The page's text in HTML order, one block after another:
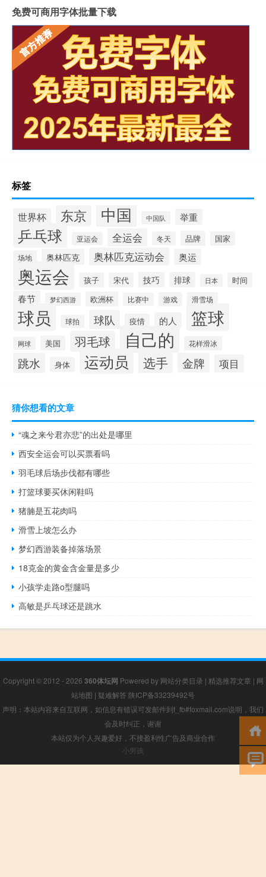
免费可商用字体批量下载
标签
世界杯 东京 中国 中国队 举重
乒乓球 亚运会 全运会 冬天 品牌 国家
场地 奥林匹克 奥林匹克运动会 奥运
奥运会 孩子 宋代 技巧 排球 日本 时间
春节 梦幻西游 欧洲杯 比赛中 游戏 滑雪场
球员 球拍 球队 疫情 的人 篮球
网球 美国 羽毛球 自己的 花样滑冰
跳水 身体 运动员 选手 金牌 项目
猜你想看的文章
“魂之来兮君亦悲”的出处是哪里
西安全运会可以买票看吗
羽毛球后场步伐都有哪些
打篮球要买休闲鞋吗
猪腩是五花肉吗
滑雪上坡怎么办
梦幻西游装备掉落场景
18克金的黄金含金量是多少
小孩学走路o型腿吗
高敏是乒乓球还是跳水
Copyright © 2012 - 2026 360体坛网 Powered by 网站分类目录 | 精选推荐文章 | 网
站地图 | 疑难解答 陕ICP备33239492号
声明：本站内容来自互联网，如信息有错误可发邮件到f_fb#foxmail.com说明，我们
会及时纠正，谢谢
本站仅为个人兴趣爱好，不接盈利性广告及商业合作
小男孩